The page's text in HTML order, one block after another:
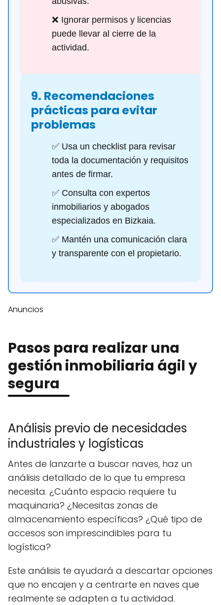
❌ Ignorar permisos y licencias
puede llevar al cierre de la
actividad.
9. Recomendaciones
prácticas para evitar
problemas
✅ Usa un checklist para revisar
toda la documentación y requisitos
antes de firmar.
✅ Consulta con expertos
inmobiliarios y abogados
especializados en Bizkaia.
✅ Mantén una comunicación clara
y transparente con el propietario.
Anuncios
Pasos para realizar una
gestión inmobiliaria ágil y
segura
Análisis previo de necesidades
industriales y logísticas
Antes de lanzarte a buscar naves, haz un
análisis detallado de lo que tu empresa
necesita. ¿Cuánto espacio requiere tu
maquinaria? ¿Necesitas zonas de
almacenamiento específicas? ¿Qué tipo de
accesos son imprescindibles para tu
logística?
Este análisis te ayudará a descartar opciones
que no encajen y a centrarte en naves que
realmente se adapten a tu actividad.